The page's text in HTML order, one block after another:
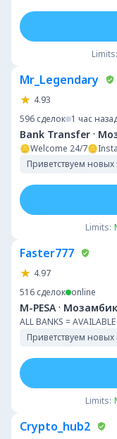
Limits:
Mr_Legendary
4.93
596 сделок 1 час
Bank Transfer ·
🪙Welcome 24/
Приветствуем новых
Limits:
Faster777
4.97
516 сделок online
M-PESA · Мозамбик
ALL BANKS =
Приветствуем новых
Limits:
Crypto_hub2